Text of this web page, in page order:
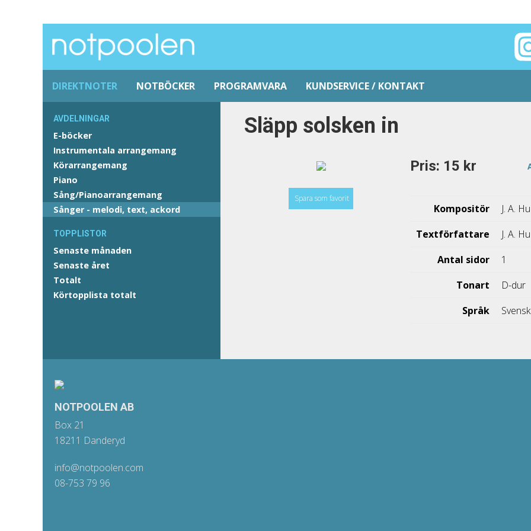
DIREKTNOTER NOTBÖCKER PROGRAMVARA KUNDSERVICE / KONTAKT
AVDELNINGAR
E-böcker
Instrumentala arrangemang
Körarrangemang
Piano
Sång/Pianoarrangemang
Sånger - melodi, text, ackord
TOPPLISTOR
Senaste månaden
Senaste året
Totalt
Körtopplista totalt
Släpp solsken in
Spara som favorit
Pris: 15 kr
Kompositör
J. A.
Textförfattare
J. A.
Antal sidor
1
Tonart
D-dur
Språk
NOTPOOLEN AB
Box 21
18211 Danderyd
info@notpoolen.com
08-753 79 96